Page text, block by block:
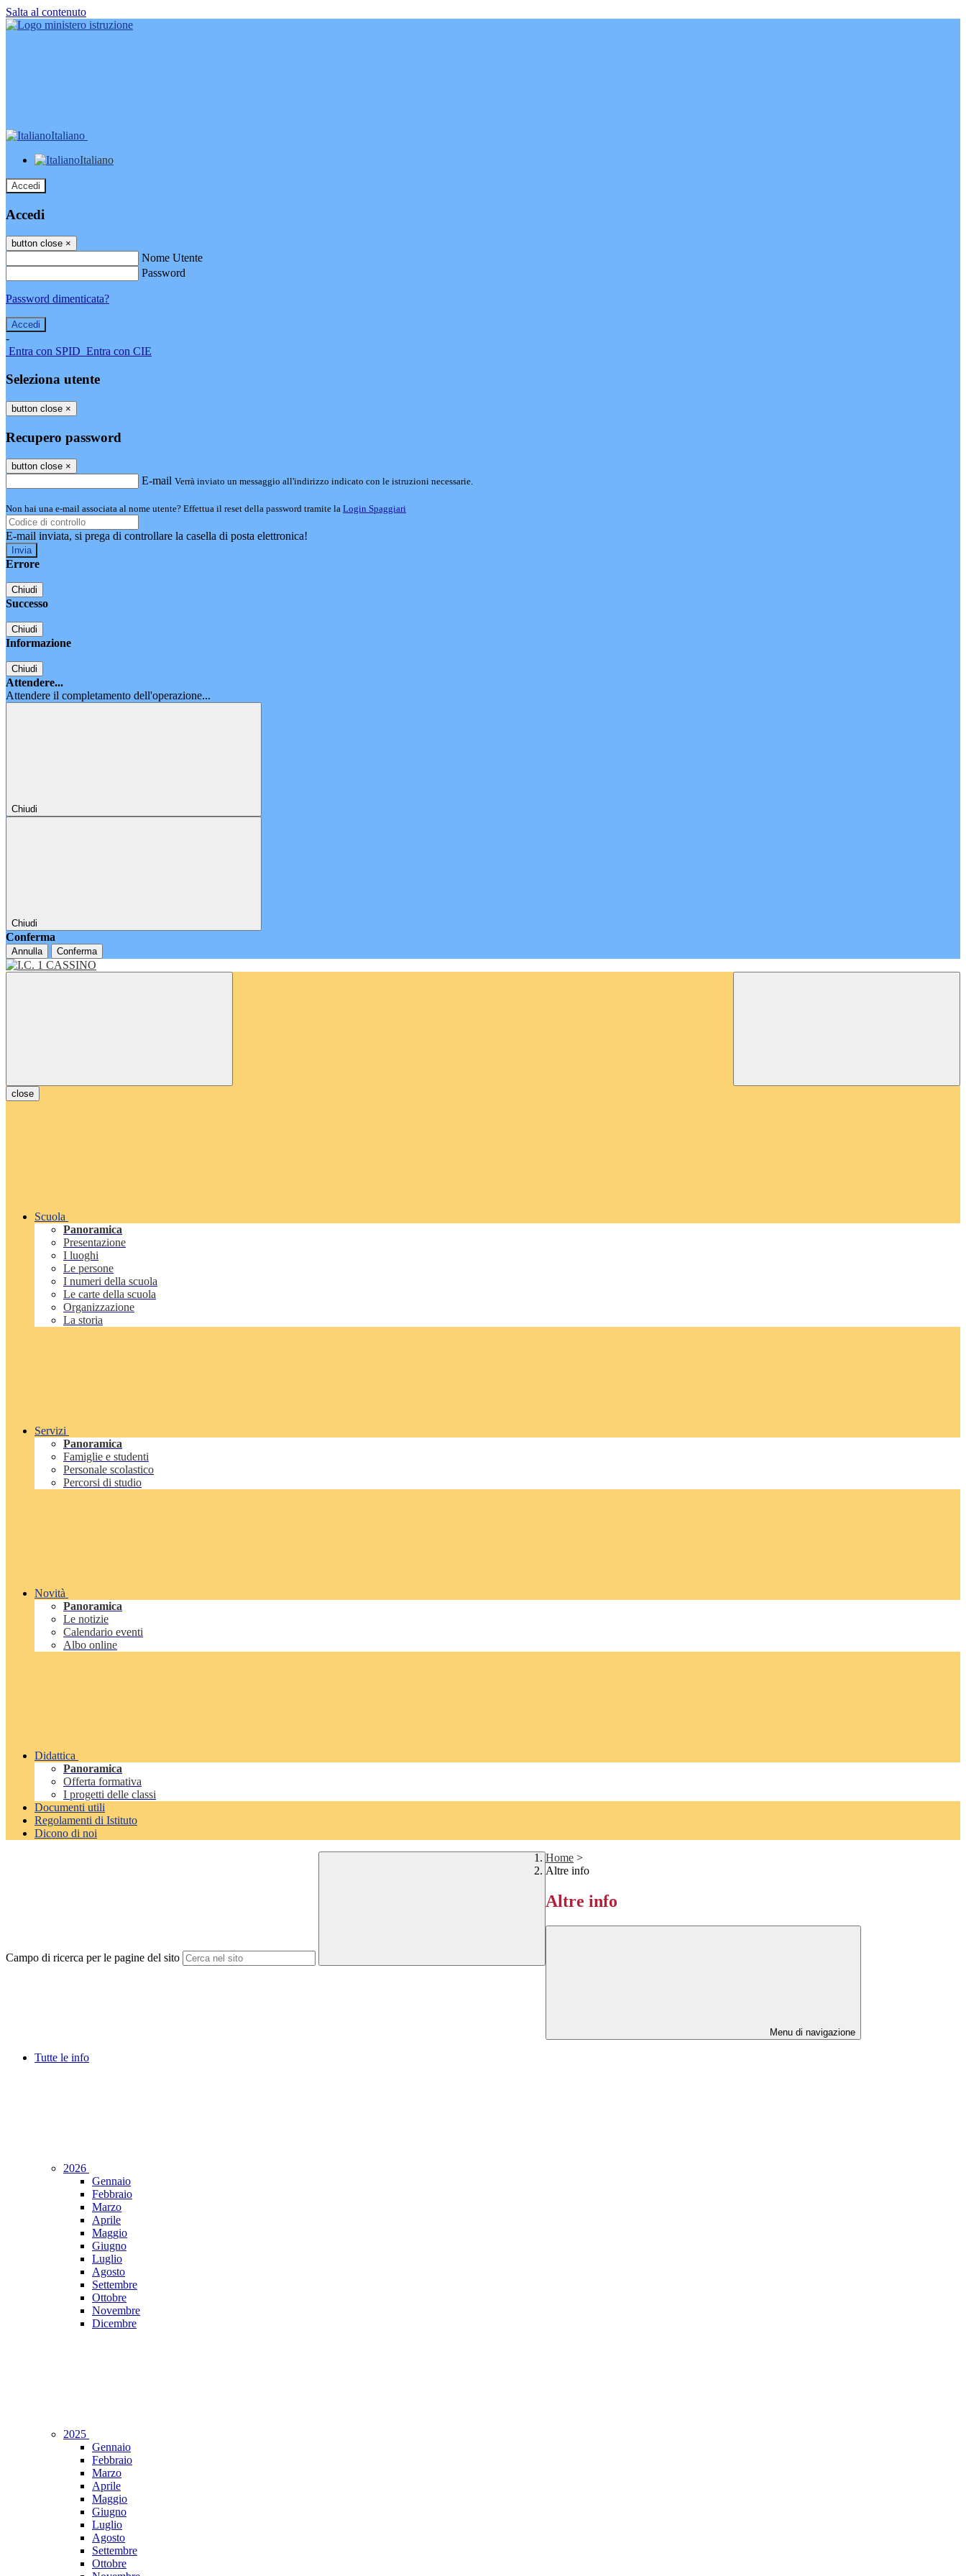
Salta al contenuto
Italiano
Italiano
Accedi
Accedi
button close ×
Nome Utente
Password
Password dimenticata?
-
Entra con SPID Entra con CIE
Seleziona utente
button close ×
Recupero password
button close ×
E-mail Verrà inviato un messaggio all'indirizzo indicato con le istruzioni necessarie.
Non hai una e-mail associata al nome utente? Effettua il reset della password tramite la Login Spaggiari
E-mail inviata, si prega di controllare la casella di posta elettronica!
Errore
Chiudi
Successo
Chiudi
Informazione
Chiudi
Attendere...
Attendere il completamento dell'operazione...
Chiudi
Chiudi
Conferma
Annulla Conferma
close
Scuola
Panoramica
Presentazione
I luoghi
Le persone
I numeri della scuola
Le carte della scuola
Organizzazione
La storia
Servizi
Panoramica
Famiglie e studenti
Personale scolastico
Percorsi di studio
Novità
Panoramica
Le notizie
Calendario eventi
Albo online
Didattica
Panoramica
Offerta formativa
I progetti delle classi
Documenti utili
Regolamenti di Istituto
Dicono di noi
Campo di ricerca per le pagine del sito
Home >
Altre info
Altre info
Menu di navigazione
Tutte le info
2026
Gennaio
Febbraio
Marzo
Aprile
Maggio
Giugno
Luglio
Agosto
Settembre
Ottobre
Novembre
Dicembre
2025
Gennaio
Febbraio
Marzo
Aprile
Maggio
Giugno
Luglio
Agosto
Settembre
Ottobre